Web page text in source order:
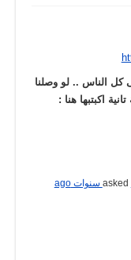
نرد على كل الناس .. لو وصلنا
اكبتبها هنا :